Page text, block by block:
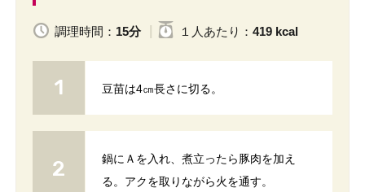
調理時間： 15分 １人 あたり ： 419 kcal
豆苗は4㎝長さに切る。
鍋にＡを入れ、煮立ったら豚肉を加え
る。アクを取りながら火を通す。